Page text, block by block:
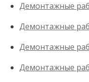
Демонтажные
Демонтажные
Демонтажные
Демонтажные